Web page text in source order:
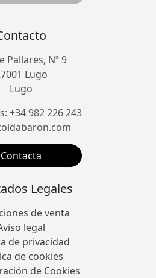
Pallares, Nº 9
Lugo
Lugo
+34 982 226 243
Contacta
Legales
de venta
legal
de privacidad
de cookies
de Cookies